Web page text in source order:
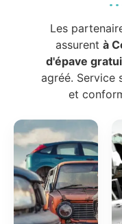
Les
assurentà
d'épave
agréé. Service
et